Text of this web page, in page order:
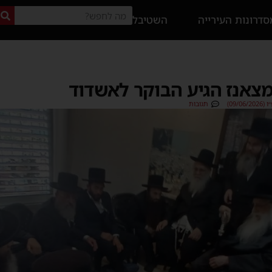
העירייה השטיבל
הגיע הבוקר לאשדוד
תגובות